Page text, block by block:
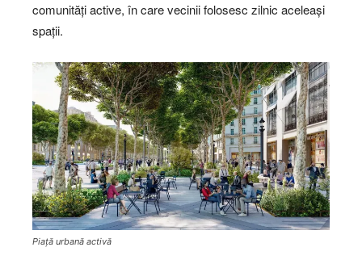
comunități active, în care vecinii folosesc zilnic aceleași
spații.
Piață urbană activă